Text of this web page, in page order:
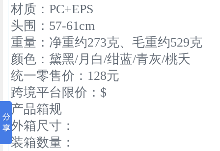
材质：PC+EPS
头围：57-61cm
重量：净重约273克、毛重约529克
颜色：黛黑/月白/绀蓝/青灰/桃夭
统一零售价：128元
跨境平台限价：$
产品箱规
外箱尺寸：
装箱数量：